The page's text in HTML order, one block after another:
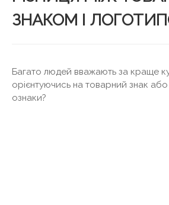
ЗНАКОМ І
Багато людей вважають за краще
орієнтуючись на товарний знак
ознаки?